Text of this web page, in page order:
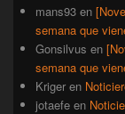
mans93 en
semana que
Gonsilvus en
semana que
Kriger en
jotaefe en